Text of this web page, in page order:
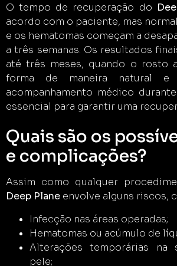
O tempo de recuperação do
acordo com o paciente, mas
e os hematomas começam a
a três semanas. Os resultados
até três meses, quando o rosto
forma de maneira natural e
acompanhamento médico
essencial para garantir uma
Quais são os
e complicações?
Assim como qualquer
Deep Plane envolve alguns riscos,
Infecção nas áreas operadas;
Hematomas ou acúmulo de
Alterações temporárias na
pele;